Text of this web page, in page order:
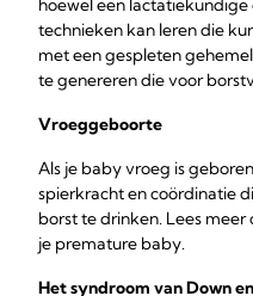
hoewel een
technieken kan leren die
met een gespleten
te genereren die voor
Vroeggeboorte
Als je baby vroeg is
spierkracht en coördinatie
borst te drinken. Lees
je premature baby.
Het syndroom van Down